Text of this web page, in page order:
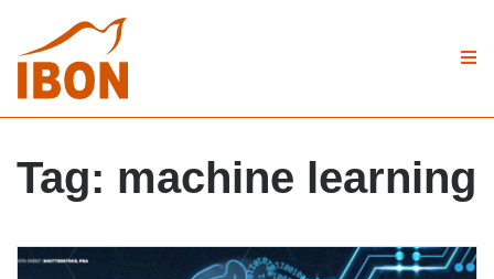
Tag: machine learning